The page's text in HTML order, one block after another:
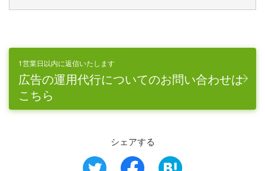
1営業日以内に返信いたします
広告の運用代行についてのお問い合わせは
こちら
シェアする